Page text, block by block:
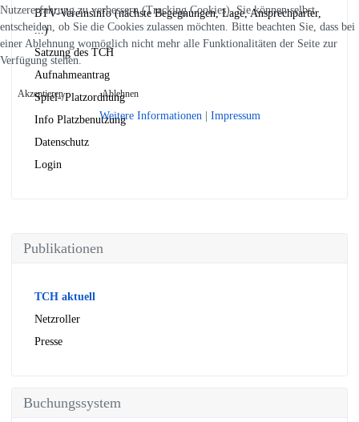
BTV-Vereinsinfo (nächste Begegnungen, Lage, Ansprechparter,
...)
Satzung des TCH
Aufnahmeantrag
Spiel-/Platzordnung
Info Platzbenutzung
Datenschutz
Login
Publikationen
TCH aktuell
Netzroller
Presse
Buchungssystem
Nutzererfahrung zu verbessern (Tracking Cookies). Sie können selbst
entscheiden, ob Sie die Cookies zulassen möchten. Bitte beachten Sie, dass bei
einer Ablehnung womöglich nicht mehr alle Funktionalitäten der Seite zur
Verfügung stehen.
Akzeptieren Ablehnen
Weitere Informationen| Impressum